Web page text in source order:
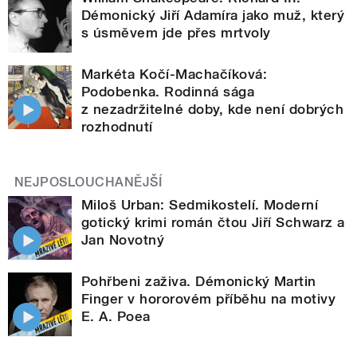
Démonický Jiří Adamíra jako muž, který
s úsměvem jde přes mrtvoly
Markéta Kočí-Machačíková:
Podobenka. Rodinná sága
z nezadržitelné doby, kde není dobrých
rozhodnutí
NEJPOSLOUCHANĚJŠÍ
Miloš Urban: Sedmikostelí. Moderní
gotický krimi román čtou Jiří Schwarz a
Jan Novotný
Pohřbeni zaživa. Démonický Martin
Finger v hororovém příběhu na motivy
E. A. Poea